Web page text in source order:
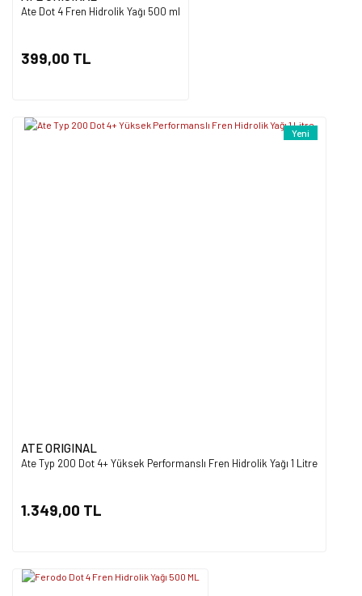
Ate Dot 4 Fren Hidrolik Yağı 500 ml
399,00 TL
Yeni
ATE ORIGINAL
Ate Typ 200 Dot 4+ Yüksek Performanslı Fren Hidrolik Yağı 1 Litre
1.349,00 TL